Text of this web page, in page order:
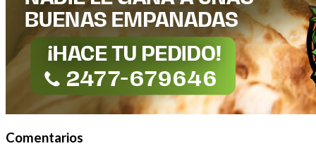
Comentarios